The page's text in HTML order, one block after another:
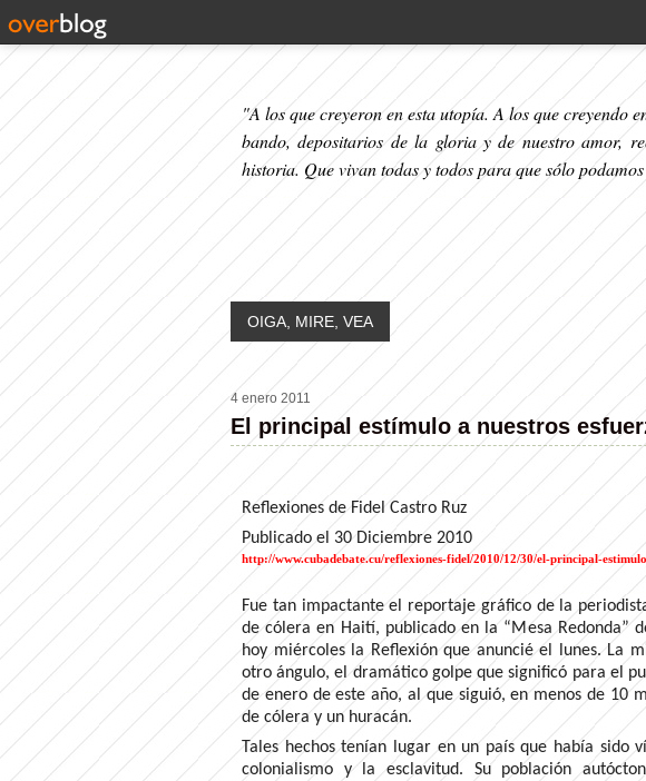
"A los que creyeron en esta utopía. A los que creyendo
bando, depositarios de la gloria y de nuestro amor,
historia. Que vivan todas y todos para que sólo
OIGA, MIRE, VEA
4 enero 2011
El principal estímulo a nuestros
Reflexiones de Fidel Castro Ruz
Publicado el 30 Diciembre 2010
http://www.cubadebate.cu/reflexiones-fidel/2010/12/30/el-principal-
Fue tan impactante el reportaje gráfico de la
de cólera en Haití, publicado en la “Mesa Redonda”
hoy miércoles la Reflexión que anuncié el lunes. La
otro ángulo, el dramático golpe que significó para el
de enero de este año, al que siguió, en menos de 10
de cólera y un huracán.
Tales hechos tenían lugar en un país que había sido
colonialismo y la esclavitud. Su población